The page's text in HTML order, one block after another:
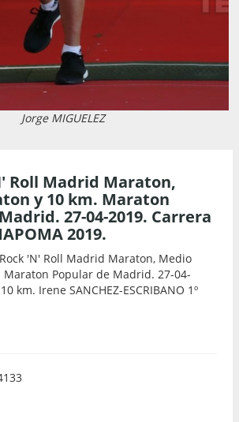
Jorge MIGUELEZ
Roll Madrid Maraton,
y 10 km. Maraton
27-04-2019. Carrera
2019.
Rock 'N' Roll Madrid Maraton, Medio
Maraton Popular de Madrid. 27-04-
km. Irene SANCHEZ-ESCRIBANO 1º